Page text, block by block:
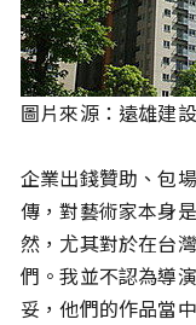
圖片來源：遠雄建設
企業出錢贊助、包
傳，對藝術家本身
然，尤其對於在台
們。我並不認為導
妥，他們的作品當